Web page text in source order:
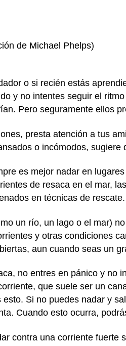
de Michael Phelps)
o si recién estás
y no intentes seguir el
Pero seguramente ellos
presta atención a tus
o incómodos, sugiere
es mejor nadar en
de resaca en el mar,
en técnicas de rescate.
un río, un lago o el mar)
y otras condiciones
aun cuando seas un
no entres en pánico y no
que suele ser un
Si no puedes nadar y
Cuando esto ocurra,
contra una corriente fuerte